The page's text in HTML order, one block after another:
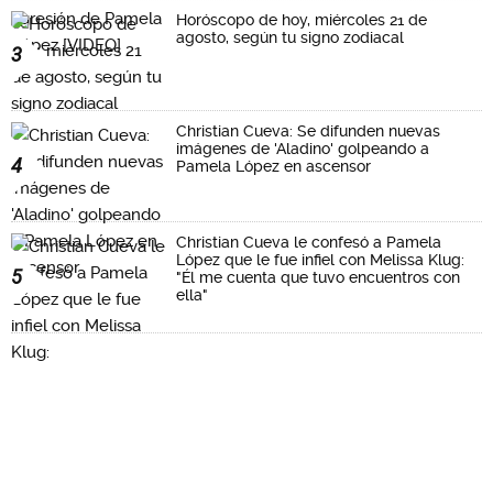
3
Horóscopo de hoy, miércoles 21 de
agosto, según tu signo zodiacal
4
Christian Cueva: Se difunden nuevas
imágenes de 'Aladino' golpeando a
Pamela López en ascensor
5
Christian Cueva le confesó a Pamela
López que le fue infiel con Melissa Klug:
"Él me cuenta que tuvo encuentros con
ella"